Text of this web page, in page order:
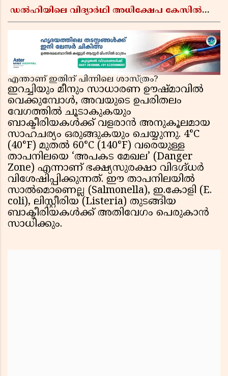
ഡൽഹിയിലെ വിദ്യാർഥി അധിക്ഷേപ കേസിൽ
കോടതി
എന്താണ് ഇതിന് പിന്നിലെ ശാസ്ത്രം?
ഇറച്ചിയും മീനും സാധാരണ ഊഷ്മാവിൽ
വെക്കുമ്പോൾ, അവയുടെ ഉപരിതലം
വേഗത്തിൽ ചൂടാകുകയും
ബാക്ടീരിയകൾക്ക് വളരാൻ അനുകൂലമായ
സാഹചര്യം ഒരുങ്ങുകയും ചെയ്യുന്നു. 4°C
(40°F) മുതൽ 60°C (140°F) വരെയുള്ള
താപനിലയെ ‘അപകട മേഖല’ (Danger
Zone) എന്നാണ് ഭക്ഷ്യസുരക്ഷാ വിദഗ്ദ്ധർ
വിശേഷിപ്പിക്കുന്നത്. ഈ താപനിലയിൽ
സാൽമൊണെല്ല (Salmonella), ഇ.കോളി (E.
coli), ലിസ്റ്റീരിയ (Listeria) തുടങ്ങിയ
ബാക്ടീരിയകൾക്ക് അതിവേഗം പെരുകാൻ
സാധിക്കും.